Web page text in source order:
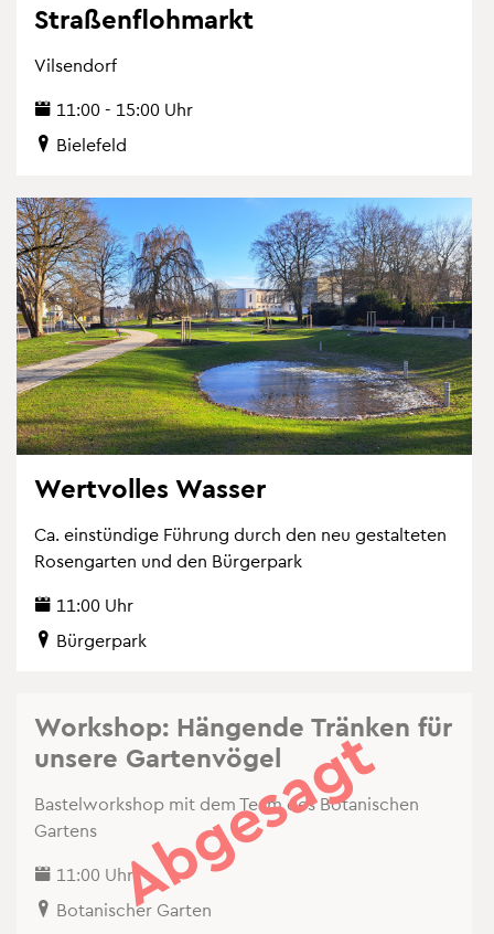
Stra­ßen­floh­markt
Vil­sen­dorf
11:00 - 15:00 Uhr
Bie­le­feld
Wert­vol­les Was­ser
Ca. ein­stün­di­ge Füh­rung durch den neu ge­stal­te­ten
Ro­sen­gar­ten und den Bür­ger­park
11:00 Uhr
Bür­ger­park
Ab­ge­sagt
Work­shop: Hän­gen­de Trän­ken für
un­se­re Gar­ten­vö­gel
Bas­tel­work­shop mit dem Team des Bo­ta­ni­schen
Gar­tens
11:00 Uhr
Bo­ta­ni­scher Gar­ten